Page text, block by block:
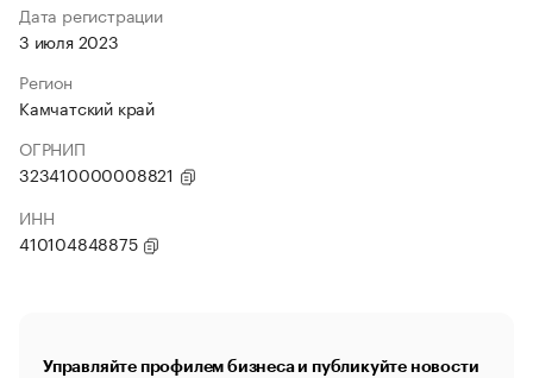
Дата регистрации
3 июля 2023
Регион
Камчатский край
ОГРНИП
323410000008821
ИНН
410104848875
Управляйте профилем бизнеса и публикуйте новости